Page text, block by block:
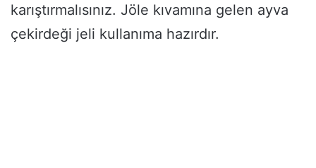
karıştırmalısınız. Jöle kıvamına gelen ayva
çekirdeği jeli kullanıma hazırdır.